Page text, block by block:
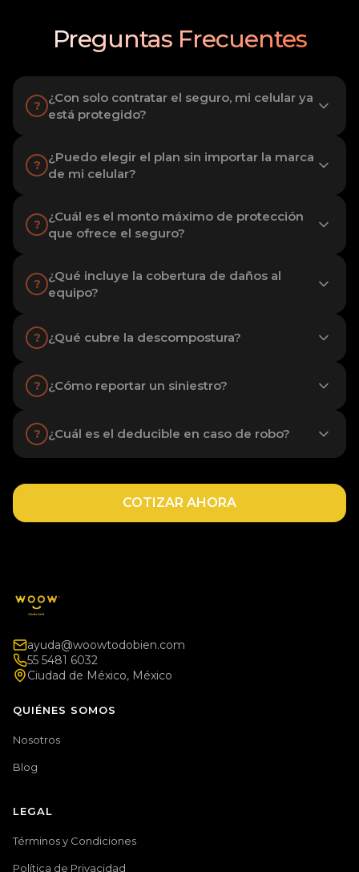
Preguntas Frecuentes
?
¿Con solo contratar el seguro, mi celular ya
está protegido?
?
¿Puedo elegir el plan sin importar la marca
de mi celular?
?
¿Cuál es el monto máximo de protección
que ofrece el seguro?
?
¿Qué incluye la cobertura de daños al
equipo?
? ¿Qué cubre la descompostura?
? ¿Cómo reportar un siniestro?
? ¿Cuál es el deducible en caso de robo?
COTIZAR AHORA
ayuda@woowtodobien.com
55 5481 6032
Ciudad de México, México
QUIÉNES SOMOS
Nosotros
Blog
LEGAL
Términos y Condiciones
Política de Privacidad